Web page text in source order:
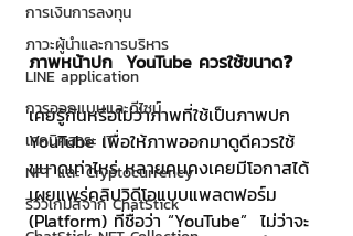
การเงินการลงทุน
ภาวะผู้นำและการบริหาร
LINE application
การออกแบบและดีไซน์
เทคนิคสาระ IT
NFT และ Cryptocurrency
รีวิวเกมส์จาก ChatStick
ภาพหน้าปก  YouTube ควรใช้ขนาด❓
เคยรู้กันหรือไม่ว่าภาพที่ใช้เป็นภาพปก
YouTube เพื่อให้ภาพออกมาดูดีควรใช้
ขนาดเท่าไหร่ หลายคนคงเคยมีโอกาสได้
เผยแพร่คลิปวิดีโอแบบแพลตฟอร์ม
(Platform) ที่ชื่อว่า “YouTube”  ไม่ว่าจะ